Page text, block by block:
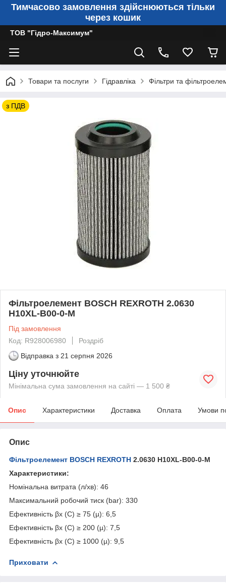
Тимчасово замовлення здійснюються тільки
через кошик
ТОВ "Гідро-Максимум"
Товари та послуги Гідравліка Фільтри та
з ПДВ
Фільтроелемент BOSCH REXROTH 2.0630
H10XL-B00-0-M
Під замовлення
Код: R928006980
Роздріб
Відправка з 21 серпня 2026
Ціну уточнюйте
Мінімальна сума замовлення на сайті — 1 500 ₴
Опис Характеристики Доставка Оплата Умови
Опис
Фільтроелемент BOSCH REXROTH 2.0630 H10XL-B00-0-M
Характеристики:
Номінальна витрата (л/хв): 46
Максимальний робочий тиск (bar): 330
Ефективність βx (C) ≥ 75 (µ): 6,5
Ефективність βx (C) ≥ 200 (µ): 7,5
Ефективність βx (C) ≥ 1000 (µ): 9,5
Приховати